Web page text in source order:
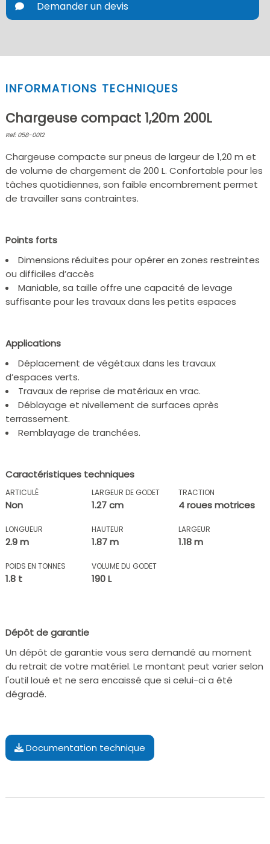
Demander un devis
INFORMATIONS TECHNIQUES
Chargeuse compact 1,20m 200L
Ref: 058-0012
Chargeuse compacte sur pneus de largeur de 1,20 m et
de volume de chargement de 200 L. Confortable pour les
tâches quotidiennes, son faible encombrement permet
de travailler sans contraintes.
Points forts
Dimensions réduites pour opérer en zones restreintes
ou difficiles d’accès
Maniable, sa taille offre une capacité de levage
suffisante pour les travaux dans les petits espaces
Applications
Déplacement de végétaux dans les travaux
d’espaces verts.
Travaux de reprise de matériaux en vrac.
Déblayage et nivellement de surfaces après
terrassement.
Remblayage de tranchées.
Caractéristiques techniques
ARTICULÉ
Non
LARGEUR DE GODET
1.27 cm
TRACTION
4 roues motrices
LONGUEUR
2.9 m
HAUTEUR
1.87 m
LARGEUR
1.18 m
POIDS EN TONNES
1.8 t
VOLUME DU GODET
190 L
Dépôt de garantie
Un dépôt de garantie vous sera demandé au moment
du retrait de votre matériel. Le montant peut varier selon
l'outil loué et ne sera encaissé que si celui-ci a été
dégradé.
Documentation technique